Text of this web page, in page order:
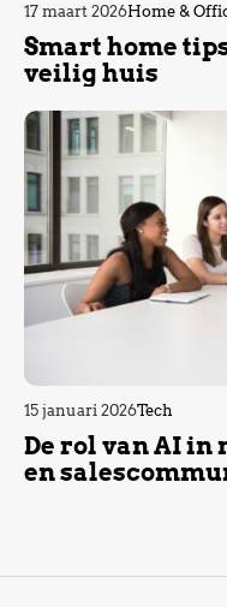
17 maart 2026Home &
Smart home
veilig huis
15 januari 2026Tech
De rol van AI
en